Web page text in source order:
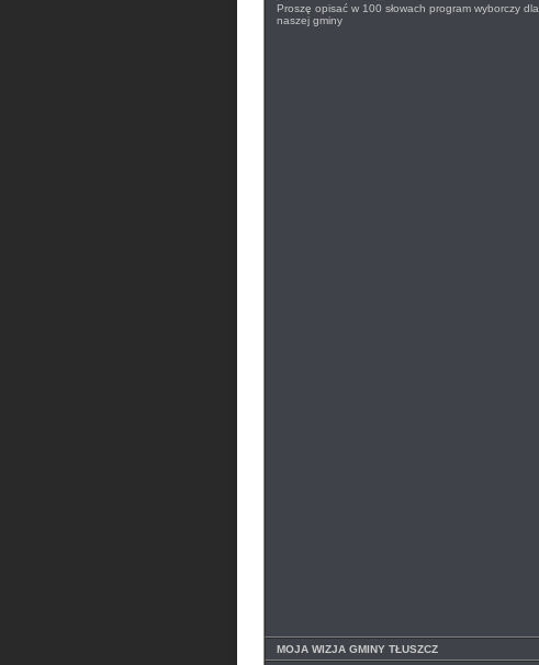
Proszę opisać w 100 słowach program wyborczy dla
naszej gminy
MOJA WIZJA GMINY TŁUSZCZ